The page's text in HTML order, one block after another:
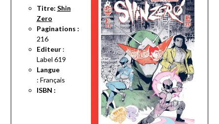
Titre: Shin
Zero
Paginations :
216
Editeur :
Label 619
Langue
: Français
ISBN :